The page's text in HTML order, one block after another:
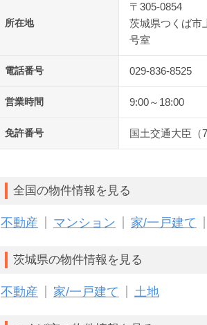
所在地
〒305-0854
茨城県つくば市
号室
電話番号 029-836-8525
営業時間 9:00～18:00
免許番号 国土交通大臣（
全国の物件情報を見る
不動産 マンション 家/一戸建て
茨城県の物件情報を見る
不動産 家/一戸建て 土地